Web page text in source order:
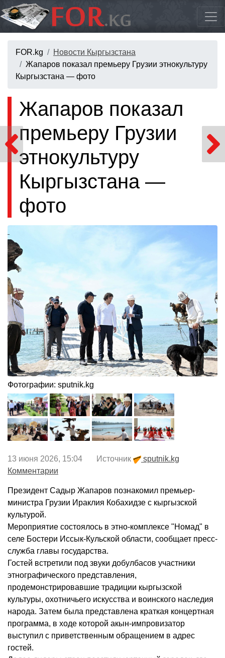
FOR.kg
Новости Кыргызстана
Жапаров показал премьеру Грузии этнокультуру
Кыргызстана — фото
Жапаров показал
премьеру Грузии
этнокультуру
Кыргызстана —
фото
Фотографии: sputnik.kg
13 июня 2026, 15:04 Источник
sputnik.kg
Комментарии
Президент Садыр Жапаров познакомил премьер-
министра Грузии Ираклия Кобахидзе с кыргызской
культурой.
Мероприятие состоялось в этно-комплексе "Номад" в
селе Бостери Иссык-Кульской области, сообщает пресс-
служба главы государства.
Гостей встретили под звуки добулбасов участники
этнографического представления,
продемонстрировавшие традиции кыргызской
культуры, охотничьего искусства и воинского наследия
народа. Затем была представлена краткая концертная
программа, в ходе которой акын-импровизатор
выступил с приветственным обращением в адрес
гостей.